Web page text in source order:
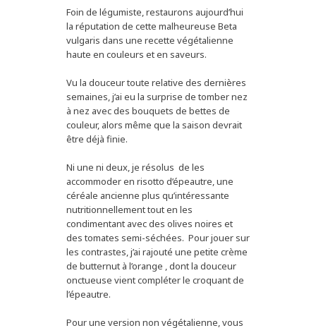
Foin de légumiste, restaurons aujourd’hui
la réputation de cette malheureuse Beta
vulgaris dans une recette végétalienne
haute en couleurs et en saveurs.
Vu la douceur toute relative des dernières
semaines, j’ai eu la surprise de tomber nez
à nez avec des bouquets de bettes de
couleur, alors même que la saison devrait
être déjà finie.
Ni une ni deux, je résolus de les
accommoder en risotto d’épeautre, une
céréale ancienne plus qu’intéressante
nutritionnellement tout en les
condimentant avec des olives noires et
des tomates semi-séchées. Pour jouer sur
les contrastes, j’ai rajouté une petite crème
de butternut à l’orange , dont la douceur
onctueuse vient compléter le croquant de
l’épeautre.
Pour une version non végétalienne, vous